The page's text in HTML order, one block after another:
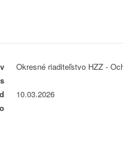
Okresné riaditeľstvo HZZ -
10.03.2026